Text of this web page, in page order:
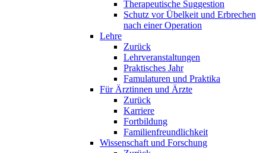
Therapeutische Suggestion
Schutz vor Übelkeit und Erbrechen
nach einer Operation
Lehre
Zurück
Lehrveranstaltungen
Praktisches Jahr
Famulaturen und Praktika
Für Ärztinnen und Ärzte
Zurück
Karriere
Fortbildung
Familienfreundlichkeit
Wissenschaft und Forschung